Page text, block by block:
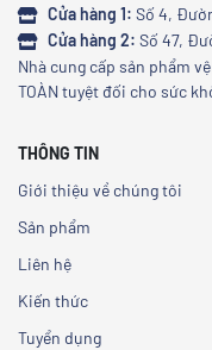
Cửa hàng 1: Số 4,
Cửa hàng 2: Số 47,
Nhà cung cấp sản phẩm
TOÀN tuyệt đối cho sức
THÔNG TIN
Giới thiệu về chúng tôi
Sản phẩm
Liên hệ
Kiến thức
Tuyển dụng